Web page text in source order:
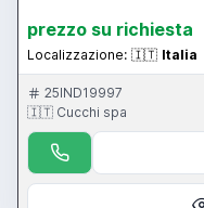
prezzo su richiesta
Localizzazione: 🇮🇹 Italia
25IND19997
🇮🇹 Cucchi spa